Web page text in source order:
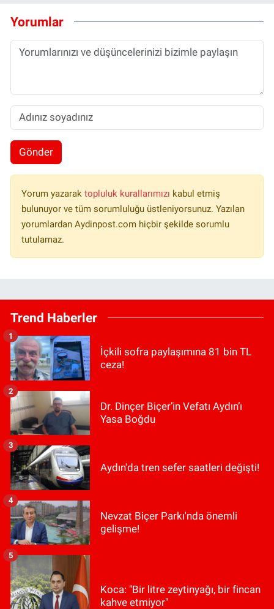
Yorumlar
Gönder
Yorum yazarak topluluk kurallarımızı kabul etmiş
bulunuyor ve tüm sorumluluğu üstleniyorsunuz. Yazılan
yorumlardan Aydinpost.com hiçbir şekilde sorumlu
tutulamaz.
Trend Haberler
İçkili sofra paylaşımına 81 bin TL
ceza!
1
Dr. Dinçer Biçer’in Vefatı Aydın’ı
Yasa Boğdu
2
Aydın'da tren sefer saatleri değişti!
3
Nevzat Biçer Parkı'nda önemli
gelişme!
4
Koca: "Bir litre zeytinyağı, bir fincan
kahve etmiyor"
5